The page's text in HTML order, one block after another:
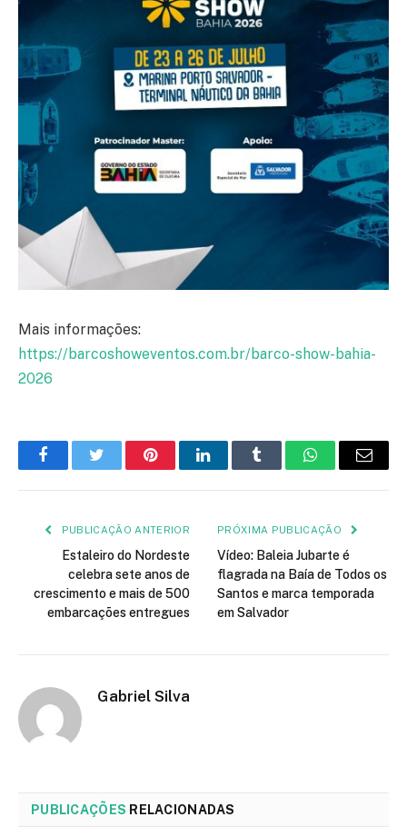
Mais informações:
https://barcoshoweventos.com.br/barco-show-bahia-
2026
FacebookTwitter PinterestLinkedInTumblr WhatsApp
E-
PUBLICAÇÃO ANTERIOR
Estaleiro do Nordeste
celebra sete anos de
crescimento e mais de 500
embarcações entregues
PRÓXIMA PUBLICAÇÃO
Vídeo: Baleia Jubarte é
flagrada na Baía de Todos os
Santos e marca temporada
em Salvador
Gabriel Silva
PUBLICAÇÕES RELACIONADAS